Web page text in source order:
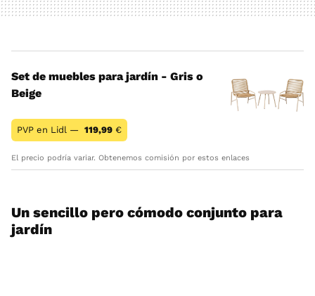
Set de muebles para jardín - Gris o
Beige
PVP en Lidl — 119,99 €
El precio podría variar. Obtenemos comisión por estos enlaces
Un sencillo pero cómodo conjunto para
jardín